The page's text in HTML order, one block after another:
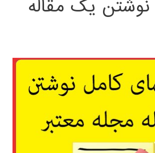
یک مقاله